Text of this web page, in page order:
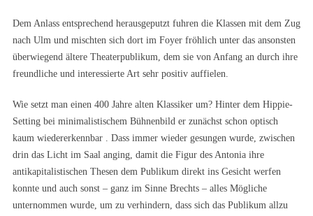
Dem Anlass entsprechend herausgeputzt fuhren die Klassen mit dem Zug
nach Ulm und mischten sich dort im Foyer fröhlich unter das ansonsten
überwiegend ältere Theaterpublikum, dem sie von Anfang an durch ihre
freundliche und interessierte Art sehr positiv auffielen.
Wie setzt man einen 400 Jahre alten Klassiker um? Hinter dem Hippie-
Setting bei minimalistischem Bühnenbild er zunächst schon optisch
kaum wiedererkennbar . Dass immer wieder gesungen wurde, zwischen
drin das Licht im Saal anging, damit die Figur des Antonia ihre
antikapitalistischen Thesen dem Publikum direkt ins Gesicht werfen
konnte und auch sonst – ganz im Sinne Brechts – alles Mögliche
unternommen wurde, um zu verhindern, dass sich das Publikum allzu